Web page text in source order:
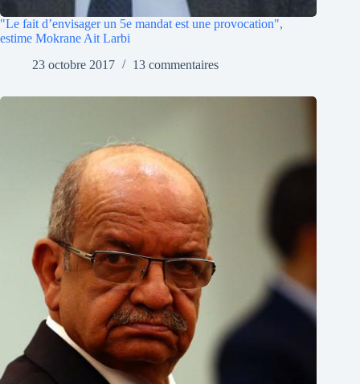
"Le fait d’envisager un 5e mandat est une provocation",
estime Mokrane Ait Larbi
23 octobre 2017
13 commentaires